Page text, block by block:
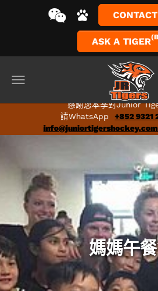
Skip to main content
ASK A TIGER
2024-25 完整賽季訓練現已推出
完整賽季訓練現已推出
感謝您本季對Junior
請WhatsApp +852 9321
info@juniortigershockey.com
媽媽午